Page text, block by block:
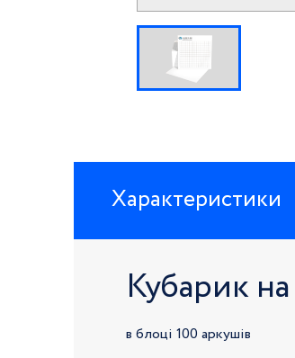
Характеристики
Кубарик
в блоці 100 аркушів